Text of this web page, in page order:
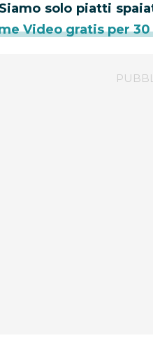
Siamo solo piatti
Video gratis per